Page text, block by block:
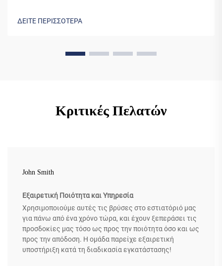
ΔΕΙΤΕ ΠΕΡΙΣΣΟΤΕΡΑ
Κριτικές Πελατών
John Smith
Εξαιρετική Ποιότητα και Υπηρεσία
Χρησιμοποιούμε αυτές τις βρύσες στο εστιατόριό μας
για πάνω από ένα χρόνο τώρα, και έχουν ξεπεράσει τις
προσδοκίες μας τόσο ως προς την ποιότητα όσο και ως
προς την απόδοση. Η ομάδα παρείχε εξαιρετική
υποστήριξη κατά τη διαδικασία εγκατάστασης!